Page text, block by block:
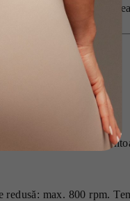
dimineață până la
spălare întotdeauna
redusă: max. 800 rpm.